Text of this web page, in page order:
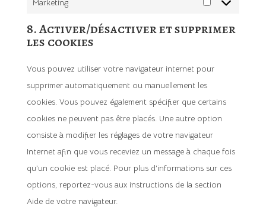
Marketing
8. Activer/désactiver et supprimer
les cookies
Vous pouvez utiliser votre navigateur internet pour
supprimer automatiquement ou manuellement les
cookies. Vous pouvez également spécifier que certains
cookies ne peuvent pas être placés. Une autre option
consiste à modifier les réglages de votre navigateur
Internet afin que vous receviez un message à chaque fois
qu’un cookie est placé. Pour plus d’informations sur ces
options, reportez-vous aux instructions de la section
Aide de votre navigateur.